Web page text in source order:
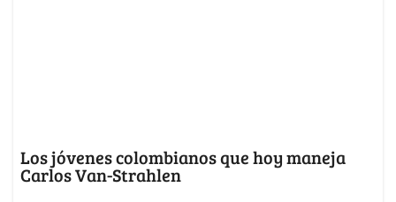
Los jóvenes colombianos que hoy maneja
Carlos Van-Strahlen